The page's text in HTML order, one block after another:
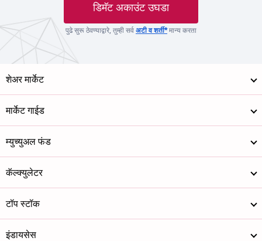
डिमॅट अकाउंट उघडा
पुढे सुरू ठेवण्याद्वारे, तुम्ही सर्व अटी व शर्ती*मान्य करता
शेअर मार्केट
मार्केट गाईड
म्युच्युअल फंड
कॅल्क्युलेटर
टॉप स्टॉक
इंडायसेस